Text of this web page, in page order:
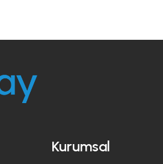
Kurumsal